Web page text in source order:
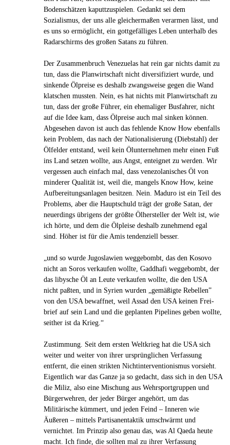
Bodenschätzen kaputtzuspielen. Gedankt sei dem
Sozialismus, der uns alle gleichermaßen verarmen lässt, und
es uns so ermöglicht, ein gottgefälliges Leben unterhalb des
Radarschirms des großen Satans zu führen.
Der Zusammenbruch Venezuelas hat rein gar nichts damit zu
tun, dass die Planwirtschaft nicht diversifiziert wurde, und
sinkende Ölpreise es deshalb zwangsweise gegen die Wand
klatschen mussten. Nein, es hat nichts mit Planwirtschaft zu
tun, dass der große Führer, ein ehemaliger Busfahrer, nicht
auf die Idee kam, dass Ölpreise auch mal sinken können.
Abgesehen davon ist auch das fehlende Know How ebenfalls
kein Problem, das nach der Nationalisierung (Diebstahl) der
Ölfelder entstand, weil kein Ölunternehmen mehr einen Fuß
ins Land setzen wollte, aus Angst, enteignet zu werden. Wir
vergessen auch einfach mal, dass venezolanisches Öl von
minderer Qualität ist, weil die, mangels Know How, keine
Aufbereitungsanlagen besitzen. Nein. Maduro ist ein Teil des
Problems, aber die Hauptschuld trägt der große Satan, der
neuerdings übrigens der größte Ölhersteller der Welt ist, wie
ich hörte, und dem die Ölpleise deshalb zunehmend egal
sind. Höher ist für die Amis tendenziell besser.
„und so wurde Jugo­sla­wien weg­ge­bombt, das den Kosovo
nicht an Soros ver­kau­fen wollte, Gad­dhafi weg­ge­bombt, der
das liby­sche Öl an Leute ver­kau­fen wollte, die den USA
nicht paßten, und in Syrien wurden „gemä­ßigte Rebel­len”
von den USA bewaff­net, weil Assad den USA keinen Frei­
brief auf sein Land und die geplan­ten Pipe­lines geben wollte,
seither ist da Krieg.“
Zustimmung. Seit dem ersten Weltkrieg hat die USA sich
weiter und weiter von ihrer ursprünglichen Verfassung
entfernt, die einen strikten Nichtinterventionismus vorsieht.
Eigentlich war das Ganze ja so gedacht, dass sich in den USA
die Miliz, also eine Mischung aus Wehrsportgruppen und
Bürgerwehren, der jeder Bürger angehört, um das
Militärische kümmert, und jeden Feind – Inneren wie
Äußeren – mittels Partisanentaktik umschwärmt und
vernichtet. Im Prinzip also genau das, was Al Qaeda heute
macht. Ich finde, die sollten mal zu ihrer Verfassung